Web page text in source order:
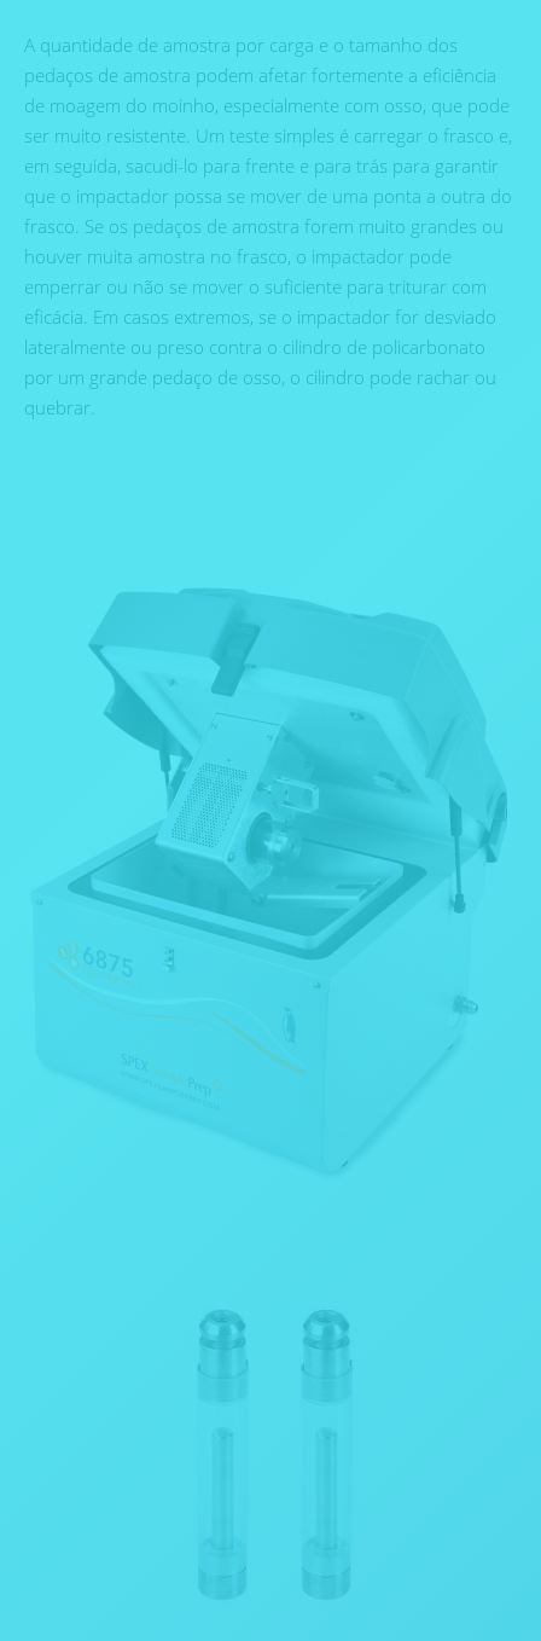
A quantidade de amostra por carga e o tamanho dos
pedaços de amostra podem afetar fortemente a eficiência
de moagem do moinho, especialmente com osso, que pode
ser muito resistente. Um teste simples é carregar o frasco e,
em seguida, sacudi-lo para frente e para trás para garantir
que o impactador possa se mover de uma ponta a outra do
frasco. Se os pedaços de amostra forem muito grandes ou
houver muita amostra no frasco, o impactador pode
emperrar ou não se mover o suficiente para triturar com
eficácia. Em casos extremos, se o impactador for desviado
lateralmente ou preso contra o cilindro de policarbonato
por um grande pedaço de osso, o cilindro pode rachar ou
quebrar.